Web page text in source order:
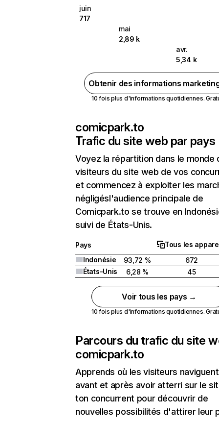
juin
717
mai
2,89 k
avr.
5,34 k
Obtenir des informations
10 fois plus d'informations quotidiennes.
comicpark.to
Trafic du site web par pays
Voyez la répartition dans le monde
visiteurs du site web de vos
et commencez à exploiter les
négligésl'audience principale de
Comicpark.to se trouve en
suivi de États-Unis.
Pays
Tous les
Indonésie
93,72 %
672
États-Unis
6,28 % 45
Voir tous les pays →
10 fois plus d'informations quotidiennes.
Parcours du trafic du site
comicpark.to
Apprends où les visiteurs naviguent
avant et après avoir atterri sur le
ton concurrent pour découvrir de
nouvelles possibilités d'attirer leur